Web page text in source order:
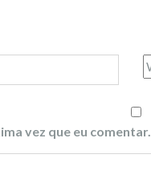
vez que eu comentar.